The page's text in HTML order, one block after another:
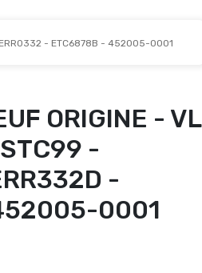
ERR0332 - ETC6878B - 452005-0001
ORIGINE - VL
-
-
0001